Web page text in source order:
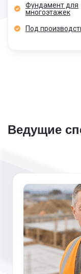
Фундамент для
многоэтажек
Под
Ведущие